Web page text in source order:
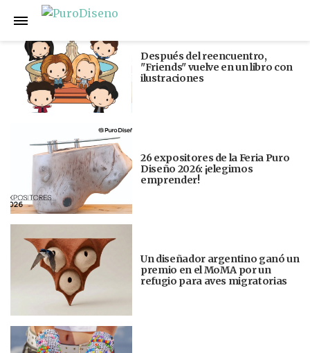
Anterior
Después del reencuentro,
"Friends" vuelve en un libro con
ilustraciones
26 expositores de la Feria Puro
Diseño 2026: ¡elegimos
emprender!
Un diseñador argentino ganó un
premio en el MoMA por un
refugio para aves migratorias
Siguiente